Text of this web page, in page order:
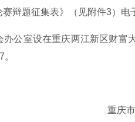
辩题征集表》（见附件3）
办公室设在重庆两江新区财
重庆